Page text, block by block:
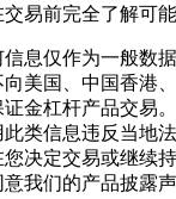
易前完全了解可能
息仅作为一般数
美国、中国香港
金杠杆产品交易
类信息违反当地
决定交易或继续
我们的产品披露